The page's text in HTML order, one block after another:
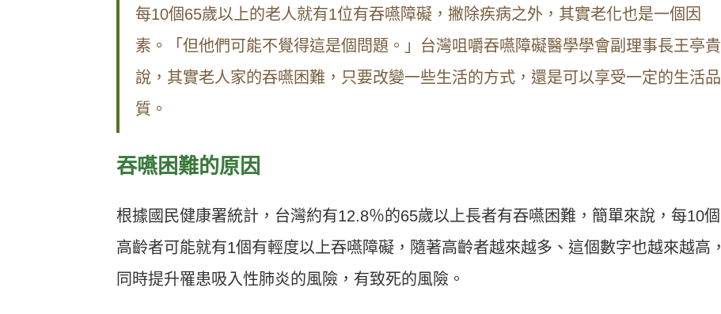
每10個65歲以上的老人就有1位有吞嚥障礙，撇除疾病之外，其實老化也是一個因
素。「但他們可能不覺得這是個問題。」台灣咀嚼吞嚥障礙醫學學會副理事長王亭貴
說，其實老人家的吞嚥困難，只要改變一些生活的方式，還是可以享受一定的生活品
質。
吞嚥困難的原因
根據國民健康署統計，台灣約有12.8％的65歲以上長者有吞嚥困難，簡單來說，每10個
高齡者可能就有1個有輕度以上吞嚥障礙，隨著高齡者越來越多、這個數字也越來越高，
同時提升罹患吸入性肺炎的風險，有致死的風險。